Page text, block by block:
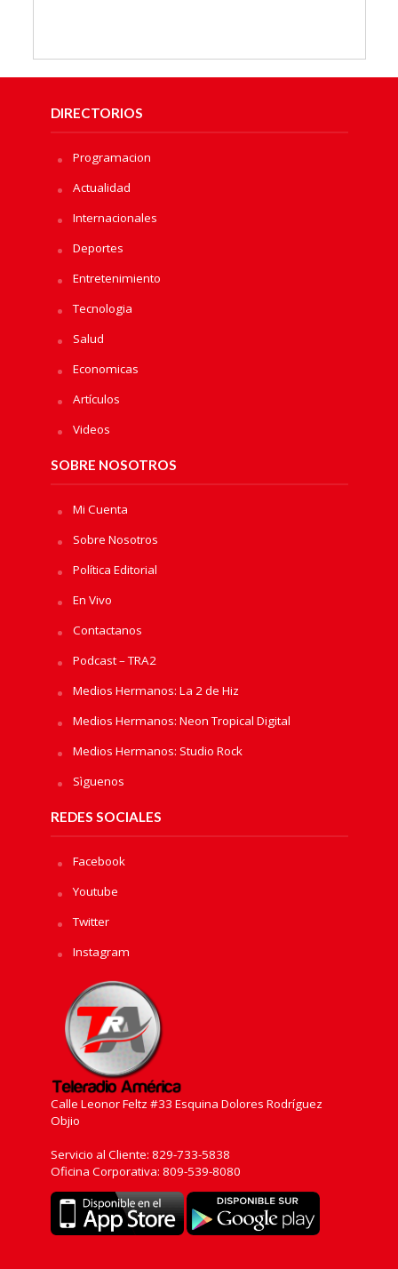
DIRECTORIOS
Programacion
Actualidad
Internacionales
Deportes
Entretenimiento
Tecnologia
Salud
Economicas
Artículos
Videos
SOBRE NOSOTROS
Mi Cuenta
Sobre Nosotros
Política Editorial
En Vivo
Contactanos
Podcast – TRA2
Medios Hermanos: La 2 de Hiz
Medios Hermanos: Neon Tropical Digital
Medios Hermanos: Studio Rock
Sìguenos
REDES SOCIALES
Facebook
Youtube
Twitter
Instagram
Calle Leonor Feltz #33 Esquina Dolores Rodríguez
Objio
Servicio al Cliente: 829-733-5838
Oficina Corporativa: 809-539-8080